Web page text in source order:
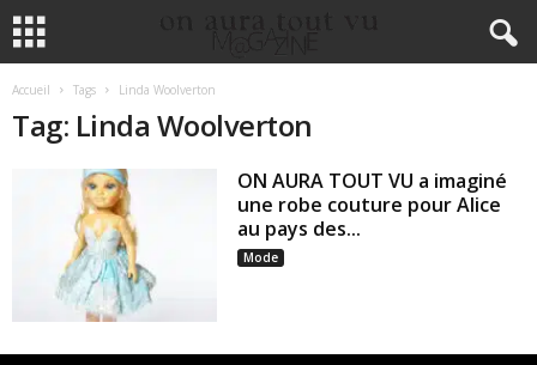
Accueil Tags Linda Woolverton
Tag: Linda Woolverton
ON AURA TOUT VU a imaginé
une robe couture pour Alice
au pays des...
Mode